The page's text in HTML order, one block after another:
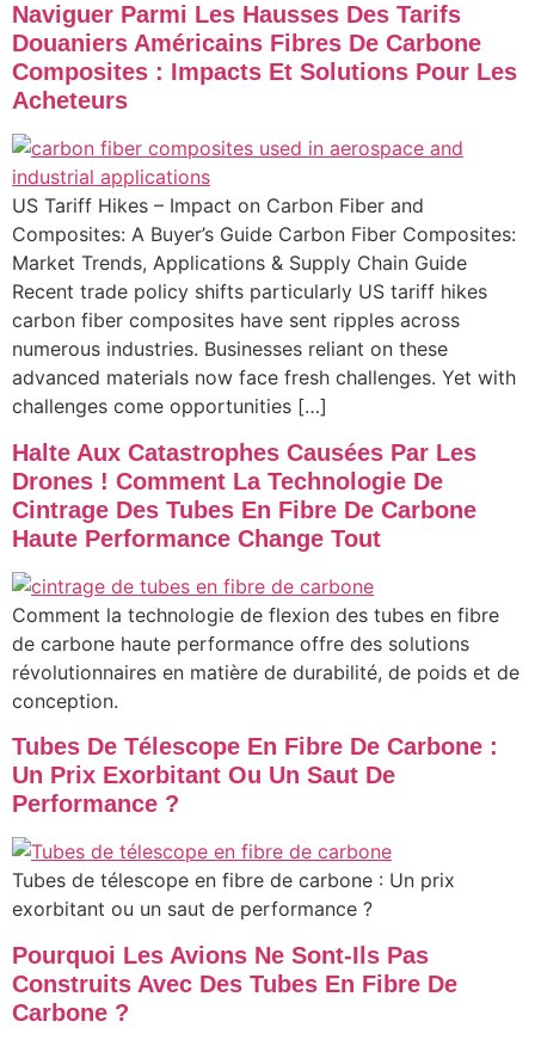
Naviguer Parmi Les Hausses Des Tarifs
Douaniers Américains Fibres De Carbone
Composites : Impacts Et Solutions Pour Les
Acheteurs
US Tariff Hikes – Impact on Carbon Fiber and
Composites: A Buyer’s Guide Carbon Fiber Composites:
Market Trends, Applications & Supply Chain Guide
Recent trade policy shifts particularly US tariff hikes
carbon fiber composites have sent ripples across
numerous industries. Businesses reliant on these
advanced materials now face fresh challenges. Yet with
challenges come opportunities […]
Halte Aux Catastrophes Causées Par Les
Drones ! Comment La Technologie De
Cintrage Des Tubes En Fibre De Carbone
Haute Performance Change Tout
Comment la technologie de flexion des tubes en fibre
de carbone haute performance offre des solutions
révolutionnaires en matière de durabilité, de poids et de
conception.
Tubes De Télescope En Fibre De Carbone :
Un Prix Exorbitant Ou Un Saut De
Performance ?
Tubes de télescope en fibre de carbone : Un prix
exorbitant ou un saut de performance ?
Pourquoi Les Avions Ne Sont-Ils Pas
Construits Avec Des Tubes En Fibre De
Carbone ?